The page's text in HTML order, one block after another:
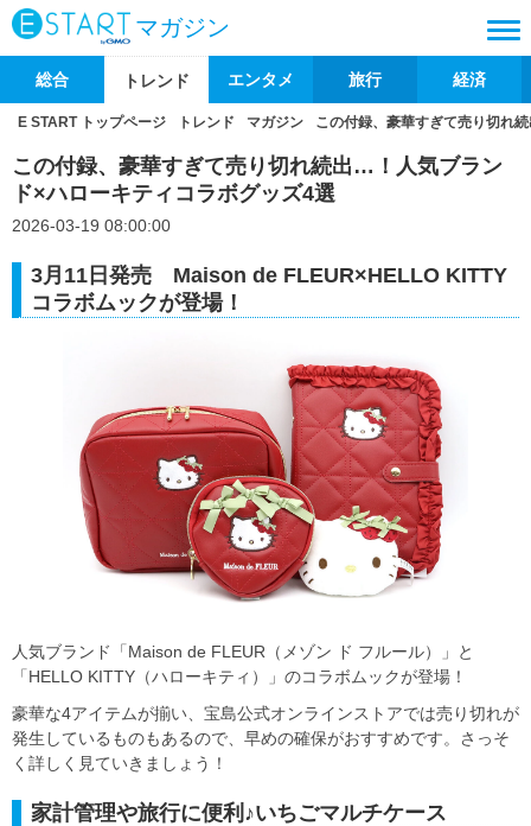
マガジン
総合 トレンド エンタメ 旅行 経済
E START トップページ トレンド マガジン この付録、豪華すぎて売り切れ
この付録、豪華すぎて売り切れ続出…！人気ブラン
ド×ハローキティコラボグッズ4選
2026-03-19 08:00:00
3月11日発売 Maison de FLEUR×HELLO KITTY
コラボムックが登場！
人気ブランド「Maison de FLEUR（メゾン ド フルール）」と
「HELLO KITTY（ハローキティ）」のコラボムックが登場！
豪華な4アイテムが揃い、宝島公式オンラインストアでは売り切れが
発生しているものもあるので、早めの確保がおすすめです。さっそ
く詳しく見ていきましょう！
家計管理や旅行に便利♪いちごマルチケース